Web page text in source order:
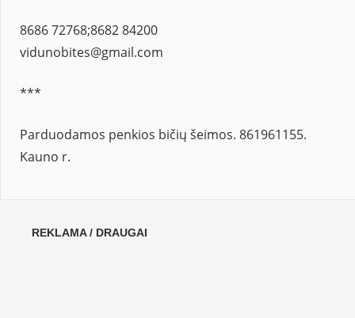
8686 72768;8682 84200
vidunobites@gmail.com
***
Parduodamos penkios bičių šeimos. 861961155.
Kauno r.
REKLAMA / DRAUGAI